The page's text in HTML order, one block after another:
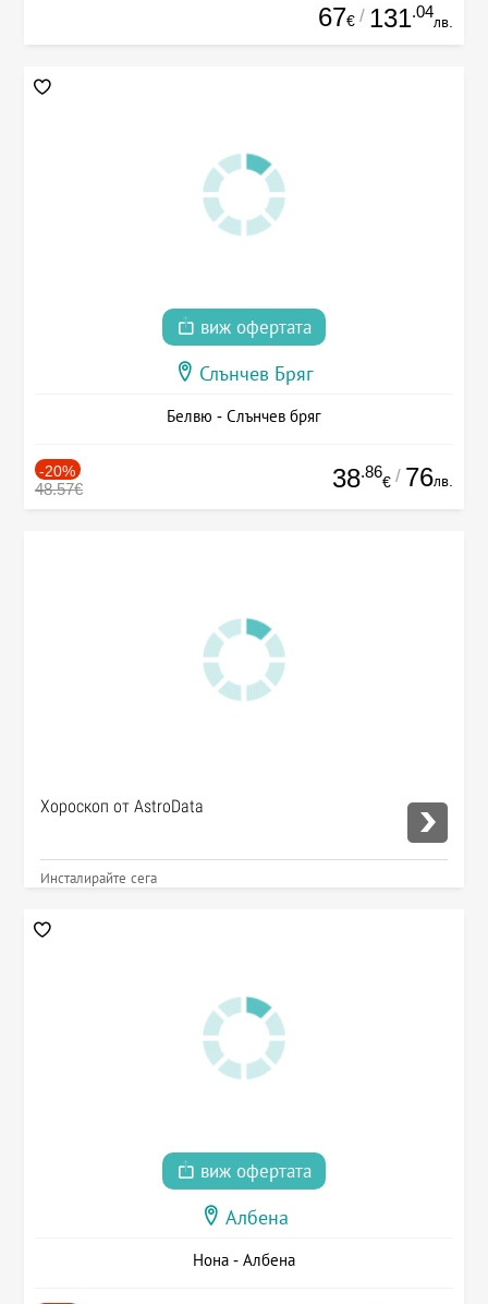
67€ / 131.04
лв.
виж офертата
Слънчев Бряг
Белвю - Слънчев бряг
-20%
48.57€ 38.86
€ / 76лв.
Хороскоп от AstroData
Инсталирайте сега
виж офертата
Албена
Нона - Албена